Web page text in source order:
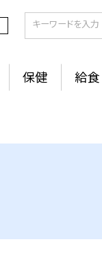
保健 給食